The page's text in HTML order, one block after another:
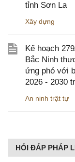
tỉnh Sơn La
Xây dựng
Kế hoạch
Bắc Ninh
ứng phó với
2026 - 2030
An ninh trật tự
HỎI ĐÁP PHÁP